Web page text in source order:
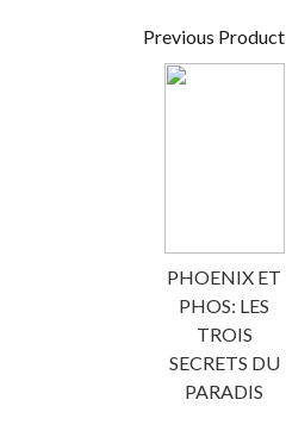
Previous Product
PHOENIX ET
PHOS: LES
TROIS
SECRETS DU
PARADIS